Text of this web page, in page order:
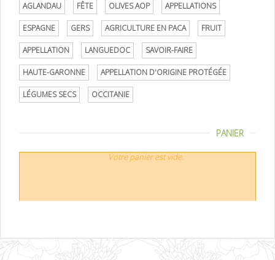
AGLANDAU FÊTE OLIVES AOP APPELLATIONS
ESPAGNE GERS AGRICULTURE EN PACA FRUIT
APPELLATION LANGUEDOC SAVOIR-FAIRE
HAUTE-GARONNE APPELLATION D'ORIGINE PROTÉGÉE
LÉGUMES SECS OCCITANIE
PANIER
Votre panier est vide.